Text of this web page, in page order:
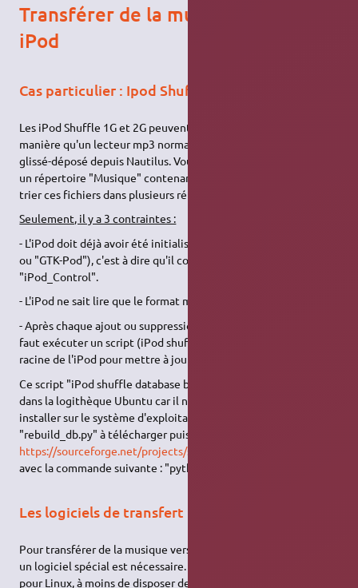
Transférer de la musique sur son
iPod
Cas particulier : Ipod Shuffle 1G/2G
Les iPod Shuffle 1G et 2G peuvent être utilisés de la même
manière qu'un lecteur mp3 normal, c'est à dire par simple
glissé-déposé depuis Nautilus. Vous pouvez par exemple créer
un répertoire "Musique" contenant des fichiers ".mp3" ou bien
trier ces fichiers dans plusieurs répertoires.
Seulement, il y a 3 contraintes :
- L'iPod doit déjà avoir été initialisé (par exemple avec "iTunes"
ou "GTK-Pod"), c'est à dire qu'il contient le répertoire
"iPod_Control".
- L'iPod ne sait lire que le format mp3.
- Après chaque ajout ou suppression de fichier de musique, il
faut exécuter un script (iPod shuffle database builder) à la
racine de l'iPod pour mettre à jour la liste de lecture.
Ce script "iPod shuffle database builder" n'est pas disponible
dans la logithèque Ubuntu car il ne s'agit pas d'un logiciel à
installer sur le système d'exploitation. Il s'agit d'un script
"rebuild_db.py" à télécharger puis à placer à la racine de l'iPod.
https://sourceforge.net/projects/shuffle-db/
avec la commande suivante : "python rebuild_db.py".
Les logiciels de transfert
Pour transférer de la musique vers un iPod avec Ubuntu Linux,
un logiciel spécial est nécessaire. iTunes n'est pas disponible
pour Linux, à moins de disposer de CrossOver Office (qui n'est